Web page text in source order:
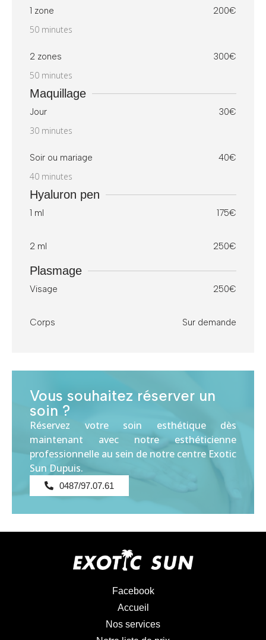
1 zone 200€
50 minutes
2 zones 300€
50 minutes
Maquillage
Jour 30€
30 minutes
Soir ou mariage 40€
40 minutes
Hyaluron pen
1 ml 175€
2 ml 250€
Plasmage
Visage 250€
Corps Sur demande
Vous souhaitez réserver un
soin ?
Réservez votre soin esthétique dès
maintenant avec notre esthéticienne
professionnelle au sein de notre centre Exotic
Sun Dupuis.
0487/97.07.61
Facebook
Accueil
Nos services